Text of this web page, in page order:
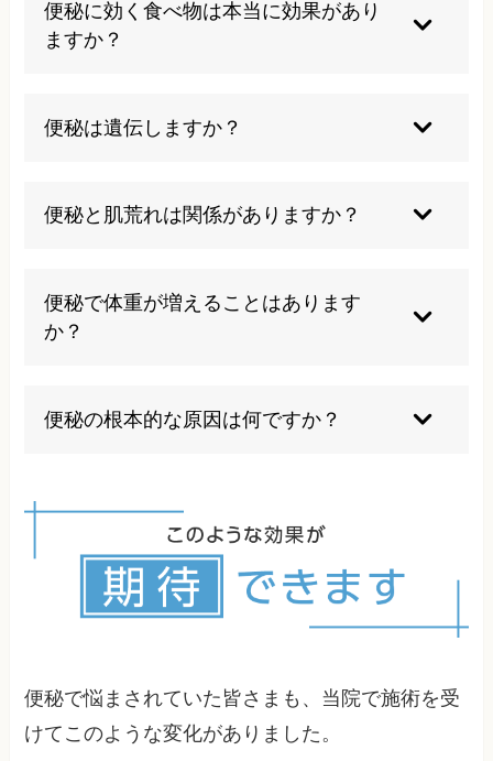
ることをお勧めします。
便秘に効く食べ物は本当に効果があり
ますか？
善に有効ですが、個人差があり、根本的な体質改
善が必要な場合もあります。
便秘は遺伝しますか？
によるものです。家族間で似た生活習慣を共有す
ることで便秘が多発することがあります。
便秘と肌荒れは関係がありますか？
れ、肌のターンオーバーが乱れることで肌荒れが
生じる関係性があります。
便秘で体重が増えることはあります
か？
しますが、根本的な体重増加の原因は代謝低下や
食生活の乱れにあります。
便秘の根本的な原因は何ですか？
ど、体の構造的・機能的な問題が根本原因となっ
ている場合が多くあります。
便秘で悩まされていた皆さまも、当院で施術を受
けてこのような変化がありました。